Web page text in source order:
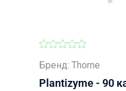
Бренд: Thorne
Plantizyme - 90